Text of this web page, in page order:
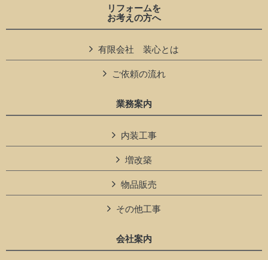
リフォームを
お考えの方へ
有限会社 装心とは
ご依頼の流れ
業務案内
内装工事
増改築
物品販売
その他工事
会社案内